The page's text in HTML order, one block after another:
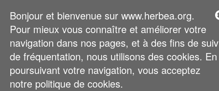
Bonjour et bienvenue sur www.herbea.org.
Pour mieux vous connaître et améliorer votre
navigation dans nos pages, et à des fins de
de fréquentation, nous utilisons des cookies. En
poursuivant votre navigation, vous acceptez
notre politique de cookies.